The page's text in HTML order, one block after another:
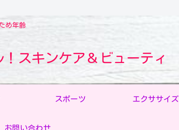
め年齢
スキンケア＆ビューティ
スポーツ エクササイズ
お問い合わせ